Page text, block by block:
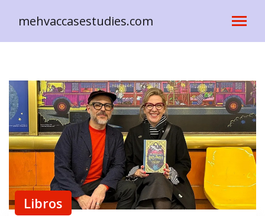
mehvaccasestudies.com
Libros